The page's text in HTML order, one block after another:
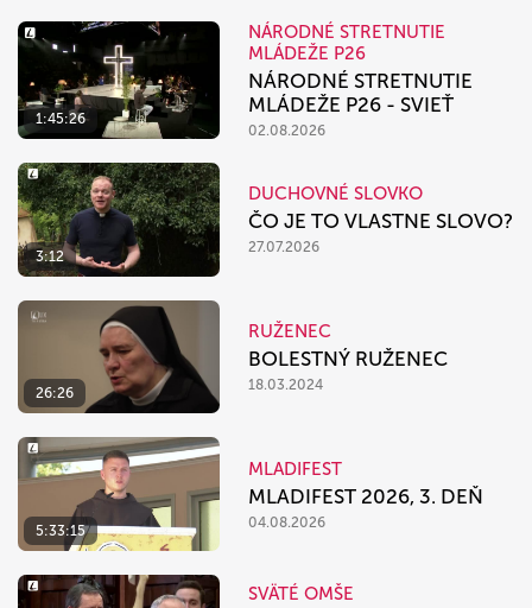
1:45:26
NÁRODNÉ STRETNUTIE
MLÁDEŽE P26
NÁRODNÉ STRETNUTIE
MLÁDEŽE P26 - SVIEŤ
02.08.2026
3:12
DUCHOVNÉ SLOVKO
ČO JE TO VLASTNE SLOVO?
27.07.2026
26:26
RUŽENEC
BOLESTNÝ RUŽENEC
18.03.2024
5:33:15
MLADIFEST
MLADIFEST 2026, 3. DEŇ
04.08.2026
SVÄTÉ OMŠE